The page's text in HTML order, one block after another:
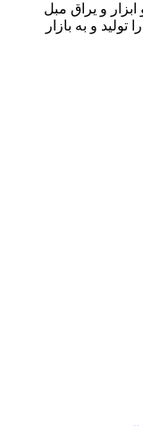
و یراق مبل
خود را تولید و به بازار